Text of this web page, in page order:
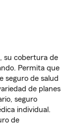
su cobertura de
Permita que
seguro de salud
de planes
seguro
individual.
de